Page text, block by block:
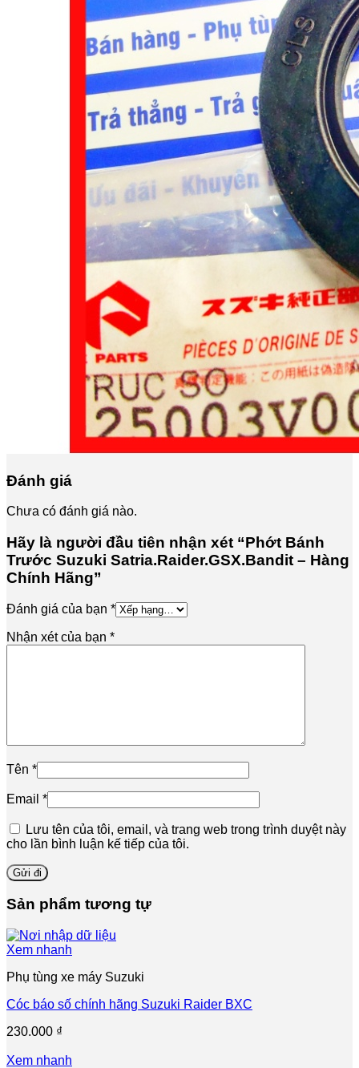
Đánh giá
Chưa có đánh giá nào.
Hãy là người đầu tiên nhận xét “Phớt Bánh
Trước Suzuki Satria.Raider.GSX.Bandit – Hàng
Chính Hãng”
Đánh giá của bạn *
Nhận xét của bạn *
Tên *
Email *
Lưu tên của tôi, email, và trang web trong trình duyệt này
cho lần bình luận kế tiếp của tôi.
Sản phẩm tương tự
Xem nhanh
Phụ tùng xe máy Suzuki
Cóc báo số chính hãng Suzuki Raider BXC
230.000 ₫
Xem nhanh